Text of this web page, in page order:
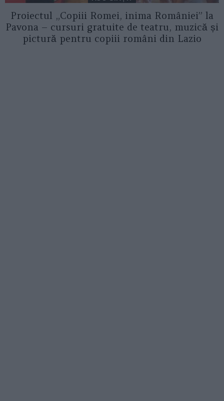
Proiectul „Copiii Romei, inima României” la
Pavona – cursuri gratuite de teatru, muzică și
pictură pentru copiii români din Lazio